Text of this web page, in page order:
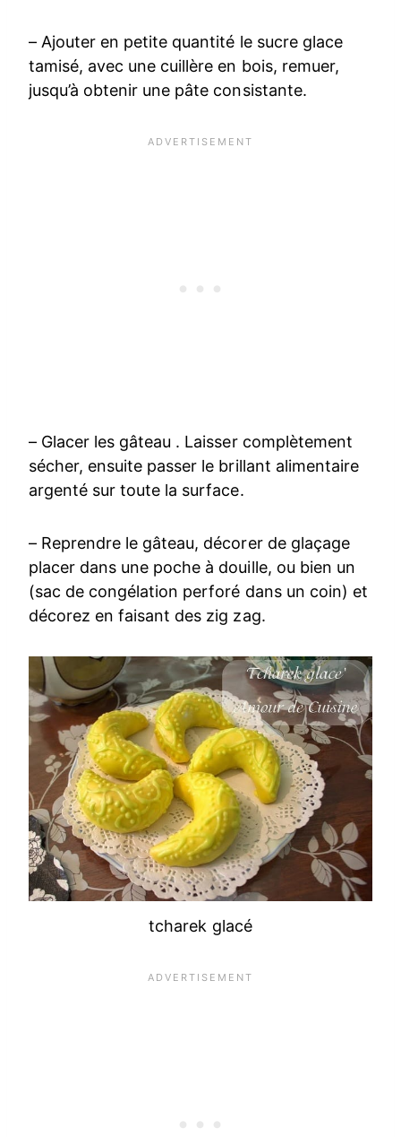
– Ajouter en petite quantité le sucre glace
tamisé, avec une cuillère en bois, remuer,
jusqu’à obtenir une pâte consistante.
– Glacer les gâteau . Laisser complètement
sécher, ensuite passer le brillant alimentaire
argenté sur toute la surface.
– Reprendre le gâteau, décorer de glaçage
placer dans une poche à douille, ou bien un
(sac de congélation perforé dans un coin) et
décorez en faisant des zig zag.
tcharek glacé